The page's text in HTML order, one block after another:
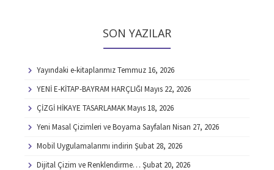
SON YAZILAR
Yayındaki e-kitaplarımızTemmuz 16, 2026
YENİ E-KİTAP-BAYRAM HARÇLIĞI Mayıs 22, 2026
ÇİZGİ HİKAYE TASARLAMAKMayıs 18, 2026
Yeni Masal Çizimleri ve Boyama Sayfaları Nisan 27, 2026
Mobil Uygulamalarımı indirin Şubat 28, 2026
Dijital Çizim ve Renklendirme… Şubat 20, 2026